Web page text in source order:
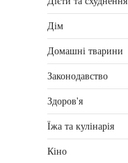
Дім
Домашні тварини
Законодавство
Здоров'я
Їжа та кулінарія
Кіно